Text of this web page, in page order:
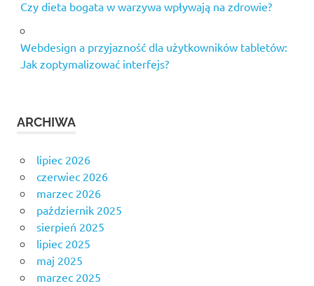
Czy dieta bogata w warzywa wpływają na zdrowie?
Webdesign a przyjazność dla użytkowników tabletów:
Jak zoptymalizować interfejs?
ARCHIWA
lipiec 2026
czerwiec 2026
marzec 2026
październik 2025
sierpień 2025
lipiec 2025
maj 2025
marzec 2025